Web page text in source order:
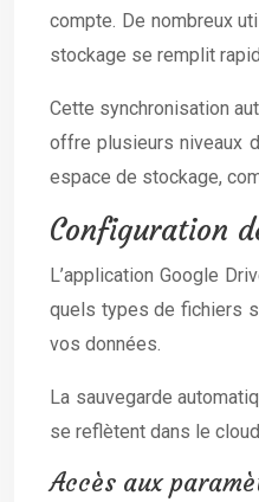
compte. De nombreux
stockage se remplit
Cette synchronisation
offre plusieurs niveaux
espace de stockage,
Configuration
L’application Google
quels types de fichiers
vos données.
La sauvegarde
se reflètent dans le
Accès aux